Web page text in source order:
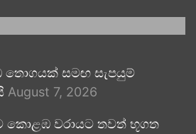
සමඟ සැපයුම්
August 7, 2026
කොළඹ වරායට තවත් භූගත